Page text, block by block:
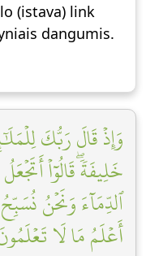
(istava) link
dangumis.
وَإِذۡ قَالَ رَبُّكَ
خَلِيفَةٗۖ قَالُوٓاْ
ٱلدِّمَآءَ وَنَحۡنُ
أَعۡلَمُ مَا لَا تَعۡلَمُونَ